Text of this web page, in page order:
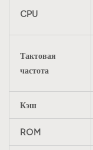
CPU
Тактовая
частота
Кэш
ROM